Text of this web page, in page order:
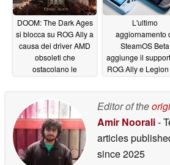
11/03/2025
DOOM: The Dark Ages
si blocca su ROG Ally a
causa dei driver AMD
obsoleti che
ostacolano le
mostra una promessa
05/17/2025
L'ultimo
aggiornamento
SteamOS Beta
aggiunge il
ROG Ally e Legion
driver
utente e della GPU
KDE 6.2.505/07/
Editor of the
Amir Noorali-
articles
since 2025